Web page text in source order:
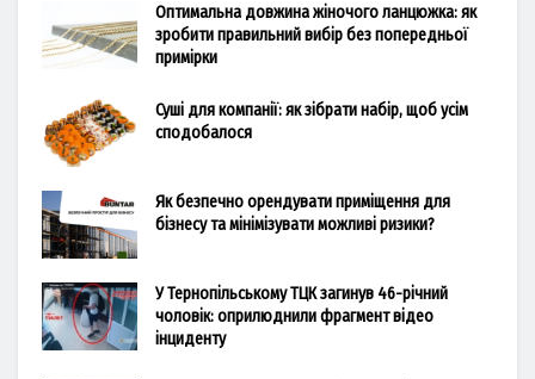
Оптимальна довжина жіночого ланцюжка: як
зробити правильний вибір без попередньої
примірки
Суші для компанії: як зібрати набір, щоб усім
сподобалося
Як безпечно орендувати приміщення для
бізнесу та мінімізувати можливі ризики?
У Тернопільському ТЦК загинув 46-річний
чоловік: оприлюднили фрагмент відео
інциденту